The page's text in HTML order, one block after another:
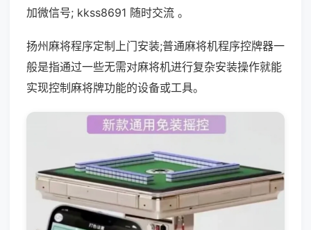
加微信号; kkss8691 随时交流 。
扬州麻将程序定制上门安装;普通麻将机程序控牌器一
般是指通过一些无需对麻将机进行复杂安装操作就能
实现控制麻将牌功能的设备或工具。